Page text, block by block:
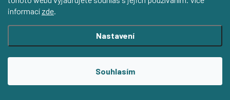
informací zde.
Nastavení
Souhlasím
Shoptet.cz KantorStudio.cz
ESTAMPADA s.r.o.. Všechna práva vyhrazena.